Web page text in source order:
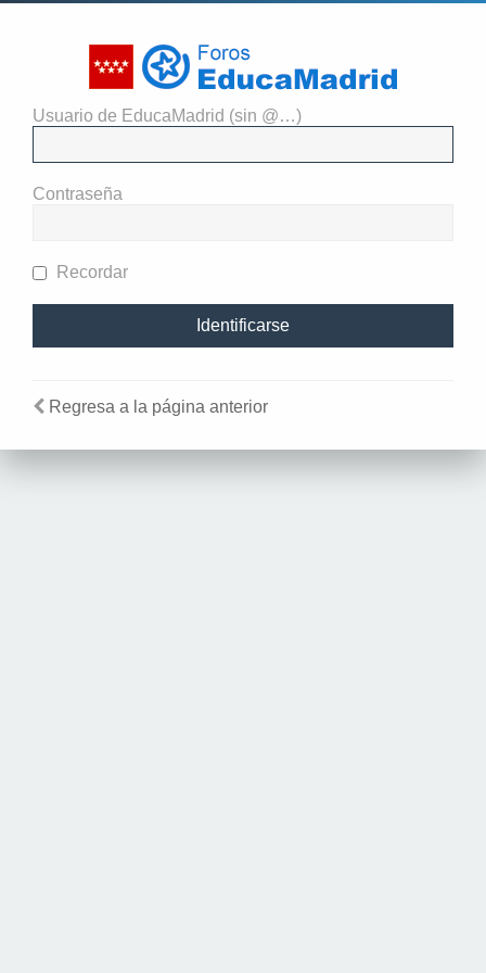
Usuario de EducaMadrid (sin @…)
Contraseña
Recordar
Regresa a la página anterior